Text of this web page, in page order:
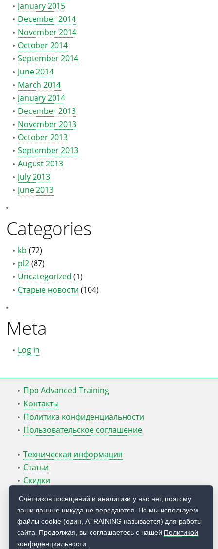
January 2015
December 2014
November 2014
October 2014
September 2014
June 2014
March 2014
January 2014
December 2013
November 2013
October 2013
September 2013
August 2013
July 2013
June 2013
Categories
kb (72)
pl2(87)
Uncategorized (1)
Старые новости (104)
Meta
Log in
Про Advanced Training
Контакты
Политика конфиденциальности
Пользовательское соглашение
Техническая информация
Статьи
Скидки
Блог Руслана Карманова
© 2009 — 2026 Учебный центр Advanced Training
Счётчиков посещений и аналитики у нас нет, поэтому
ваши данные никуда не передаются. Но мы используем
файлы cookie (один, ATRAINING называется) для работы
сайта. Продолжая, вы соглашаетесь с нашей Политикой
конфиденциальности